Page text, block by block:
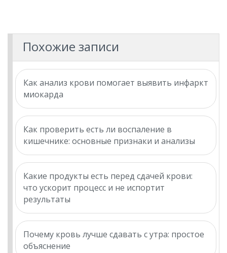
Похожие записи
Как анализ крови помогает выявить инфаркт
миокарда
Как проверить есть ли воспаление в
кишечнике: основные признаки и анализы
Какие продукты есть перед сдачей крови:
что ускорит процесс и не испортит
результаты
Почему кровь лучше сдавать с утра: простое
объяснение